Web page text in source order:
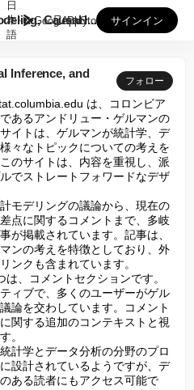
Causal I...
日
本
語
GooglePlay
AppStore サインイン
Inference, and
フォロー
は、コロンビア
あるアンドリュー・ゲルマンの
イトは、ゲルマンが統計学、デ
々なトピックについての考えを
のサイトは、内容を重視し、派
でストレートフォワードなデザ
モデリングの議論から、現在の
点に関するコメントまで、多岐
が掲載されています。記事は、
ンの考えを特徴としており、外
ンクも含まれています。
、コメントセクションです。
ィブで、多くのユーザーがゲル
論を交わしています。コメント
関する追加のコンテキストと視
。
計学とデータ分析の分野のプロ
設計されているようですが、デ
ある読者にもアクセス可能で